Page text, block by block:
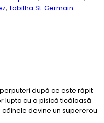
, Tabitha St. Germain
după ce este răpit
lupta cu o pisică ticăloasă
devine un supererou